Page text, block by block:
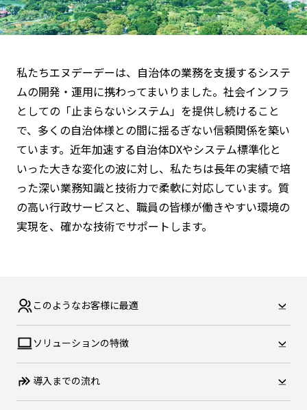
私たちエヌデーデーは、自治体の業務を支援するシステ
ムの開発・運用に携わってまいりました。社会インフラ
としての「止まらないシステム」を提供し続けること
で、多くの自治体様との間に揺るぎない信頼関係を築い
ています。近年加速する自治体DXやシステム標準化と
いった大きな変化の波に対し、私たちは長年の実績で培
った深い業務知識と技術力で柔軟に対応しています。質
の高い行政サービスと、職員の皆様が働きやすい環境の
実現を、確かな技術でサポートします。
このようなお客様に最適
ソリューションの特徴
導入までの流れ